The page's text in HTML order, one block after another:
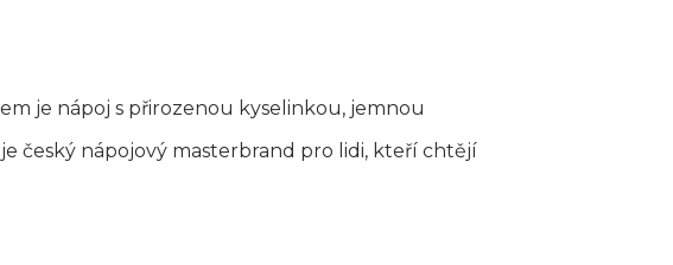
je nápoj s přirozenou kyselinkou, jemnou
český nápojový masterbrand pro lidi, kteří chtějí